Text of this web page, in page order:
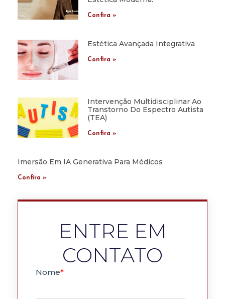
Confira »
Estética Avançada Integrativa
Confira »
Intervenção Multidisciplinar Ao
Transtorno Do Espectro Autista
(TEA)
Confira »
Imersão Em IA Generativa Para Médicos
Confira »
ENTRE EM
CONTATO